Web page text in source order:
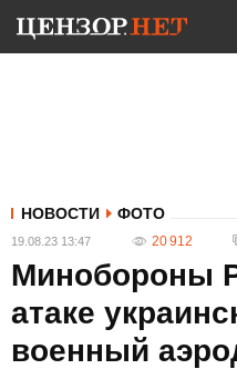
НОВОСТИ ФОТО
19.08.23 13:47 20 912
Минобороны
атаке
военный